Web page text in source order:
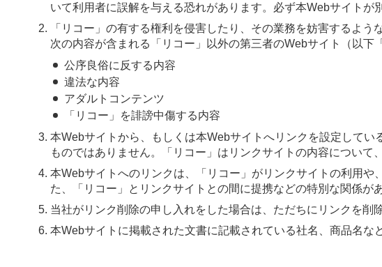
いて利用者に誤解を与える恐れがあります。必ず本Webサイトが
「リコー」の有する権利を侵害したり、その業務を妨害するよう
次の内容が含まれる「リコー」以外の第三者のWebサイト（以下
公序良俗に反する内容
違法な内容
アダルトコンテンツ
「リコー」を誹謗中傷する内容
本Webサイトから、もしくは本Webサイトへリンクを設定して
ものではありません。「リコー」はリンクサイトの内容につい
本Webサイトへのリンクは、「リコー」がリンクサイトの利用
た、「リコー」とリンクサイトとの間に提携などの特別な関係が
当社がリンク削除の申し入れをした場合は、ただちにリンクを削
本Webサイトに掲載された文書に記載されている社名、商品名な